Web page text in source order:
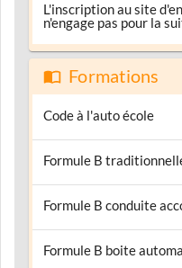
L'inscription au site
n'engage pas pour la
Formations
Code à l'auto école
Formule B
Formule B conduite
Formule B boite